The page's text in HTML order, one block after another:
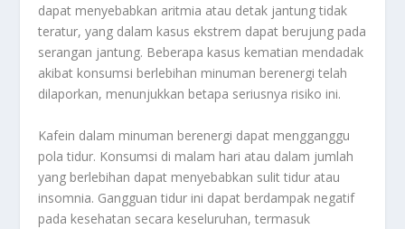
dapat menyebabkan aritmia atau detak jantung tidak
teratur, yang dalam kasus ekstrem dapat berujung pada
serangan jantung. Beberapa kasus kematian mendadak
akibat konsumsi berlebihan minuman berenergi telah
dilaporkan, menunjukkan betapa seriusnya risiko ini.
Kafein dalam minuman berenergi dapat mengganggu
pola tidur. Konsumsi di malam hari atau dalam jumlah
yang berlebihan dapat menyebabkan sulit tidur atau
insomnia. Gangguan tidur ini dapat berdampak negatif
pada kesehatan secara keseluruhan, termasuk